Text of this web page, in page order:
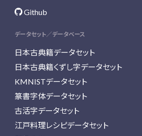
Github
データセット／データベース
日本古典籍データセット
日本古典籍くずし字データセット
KMNISTデータセット
篆書字体データセット
古活字データセット
江戸料理レシピデータセット